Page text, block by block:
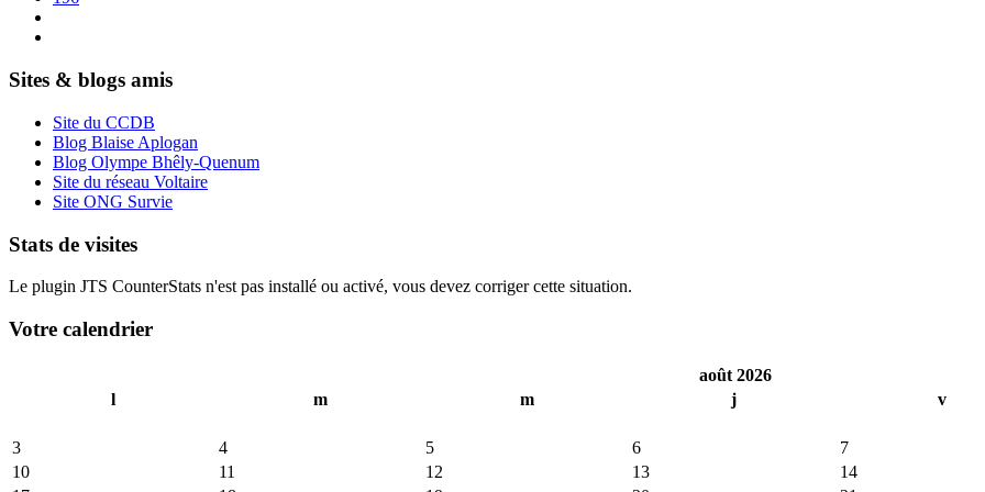
Sites & blogs amis
Site du CCDB
Blog Blaise Aplogan
Blog Olympe Bhêly-Quenum
Site du réseau Voltaire
Site ONG Survie
Stats de visites
Le plugin JTS CounterStats n'est pas installé ou activé, vous devez corriger cette situation.
Votre calendrier
août 2026
l
m m j v
3
4 5 6 7
10
11 12 13 14